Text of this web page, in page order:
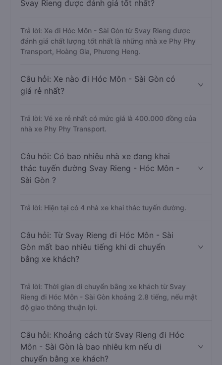
Svay Rieng được đánh giá tốt nhất?
Trả lời: Xe đi Hóc Môn - Sài Gòn từ Svay Rieng được
đánh giá chất lượng tốt nhất là những nhà xe Phy Phy
Transport, Hoàng Gia, Phương Heng.
Câu hỏi: Xe nào đi Hóc Môn - Sài Gòn có
giá rẻ nhất?
Trả lời: Vé xe rẻ nhất có mức giá là 400.000 đồng của
nhà xe Phy Phy Transport.
Câu hỏi: Có bao nhiêu nhà xe đang khai
thác tuyến đường Svay Rieng - Hóc Môn -
Sài Gòn ?
Trả lời: Hiện tại có 4 nhà xe khai thác tuyến đường.
Câu hỏi: Từ Svay Rieng đi Hóc Môn - Sài
Gòn mất bao nhiêu tiếng khi di chuyển
bằng xe khách?
Trả lời: Thời gian di chuyển bằng xe khách từ Svay
Rieng đi Hóc Môn - Sài Gòn khoảng 2.8 tiếng, nếu mật
độ giao thông thuận lợi.
Câu hỏi: Khoảng cách từ Svay Rieng đi Hóc
Môn - Sài Gòn là bao nhiêu km nếu di
chuyển bằng xe khách?